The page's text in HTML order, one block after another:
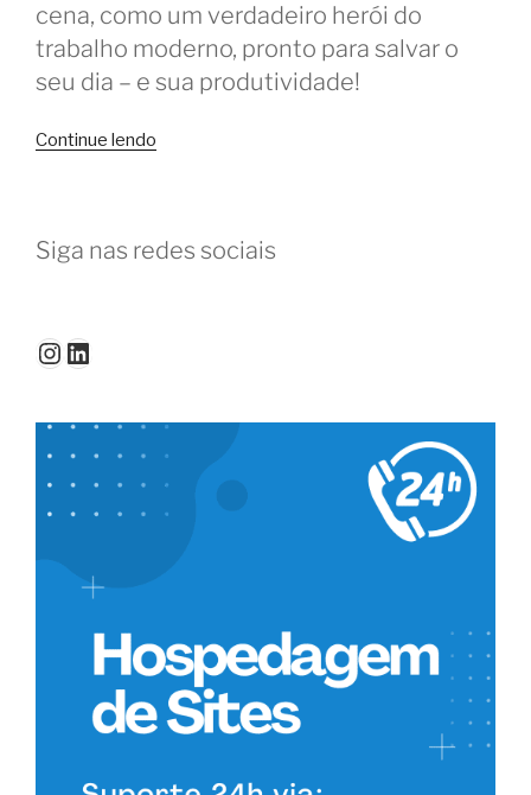
cena, como um verdadeiro herói do
trabalho moderno, pronto para salvar o
seu dia – e sua produtividade!
Continue lendo
coworking
Siga nas redes sociais
Instagram
LinkedIn